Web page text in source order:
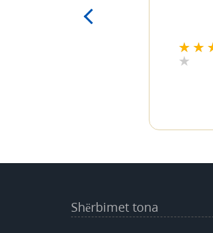
Shërbimet tona